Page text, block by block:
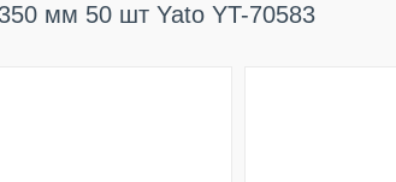
мм 50 шт Yato YT-70583